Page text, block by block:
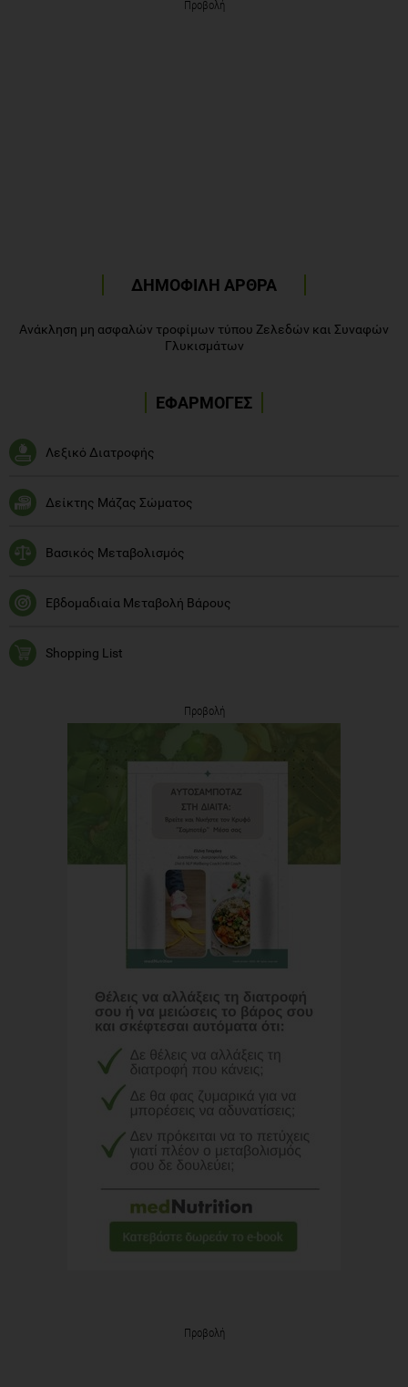
Προβολή
ΔΗΜΟΦΙΛΗ ΑΡΘΡΑ
Ανάκληση μη ασφαλών τροφίμων τύπου Ζελεδών και Συναφών
Γλυκισμάτων
ΕΦΑΡΜΟΓΕΣ
Λεξικό Διατροφής
Δείκτης Μάζας Σώματος
Βασικός Μεταβολισμός
Εβδομαδιαία Μεταβολή Βάρους
Shopping List
Προβολή
Προβολή